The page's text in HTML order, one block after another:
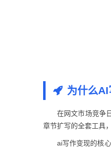
为什么AI
在网文市场竞争
章节扩写的全套工具
ai写作变现的核